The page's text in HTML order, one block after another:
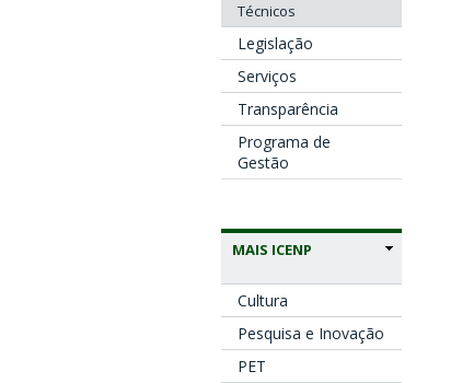
Técnicos
Legislação
Serviços
Transparência
Programa de
Gestão
MAIS ICENP
Cultura
Pesquisa e Inovação
PET